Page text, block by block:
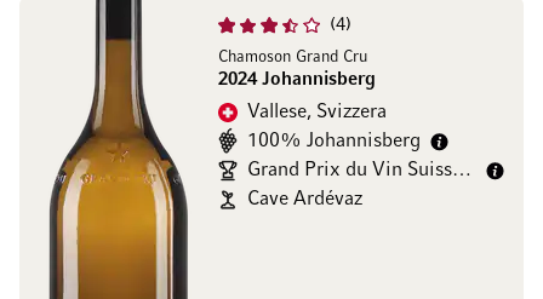
4
Chamoson Grand Cru
2024 Johannisberg
Vallese, Svizzera
100% Johannisberg
Grand Prix du Vin Suisse Gold/
Cave Ardévaz